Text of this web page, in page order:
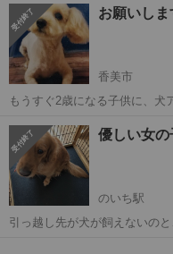
うしても連れて行けなくなり今回 里親
問わず人懐っこく元気で...
高知 高知市 トイプー
お願いしま
香美市
もうすぐ2歳になる子供に、犬
飼育になってしまっています。 2016年4月1日生まれで、現在3歳の
の子です。 トイプード...
高知 香美市 その他
優しい女の
のいち駅
引っ越し先が犬が飼えないの